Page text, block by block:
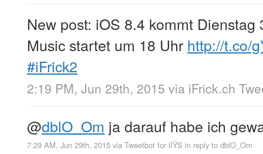
New post: iOS 8.4 kommt
Music startet um 18 Uhr http://t.co/
#iFrick2
2:19 PM, Jun 29th, 2015 via iFrick.ch
@dblO_Om ja darauf habe ich
7:29 AM, Jun 29th, 2015 via Tweetbot for iÎŸS in reply to dblO_Om